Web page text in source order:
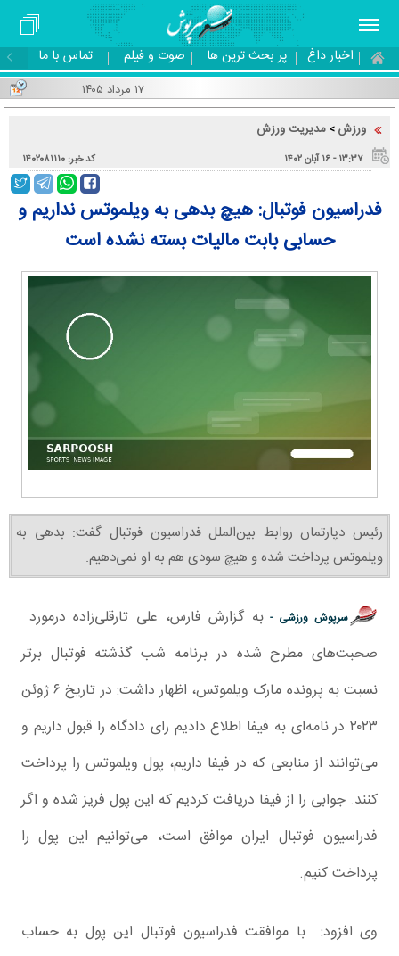
اخبار داغ پر بحث ترین ها صوت و فیلم تماس با ما
۱۷ مرداد ۱۴۰۵
ورزش > مدیریت ورزش
۱۳:۳۷ - ۱۶ آبان ۱۴۰۲ کد خبر: ۱۴۰۲۰۸۱۱۱۰
فدراسیون فوتبال: هیچ بدهی به ویلموتس نداریم و
حسابی بابت مالیات بسته نشده است
رئیس دپارتمان روابط بین‌الملل فدراسیون فوتبال گفت: بدهی به
ویلموتس پرداخت شده و هیچ سودی هم به او نمی‌دهیم.
سرپوش ورزشی - به گزارش فارس، علی تارقلی‌زاده درمورد
صحبت‌های مطرح شده در برنامه شب گذشته فوتبال برتر
نسبت به پرونده مارک ویلموتس، اظهار داشت: در تاریخ ۶ ژوئن
۲۰۲۳ در نامه‌ای به فیفا اطلاع دادیم رای دادگاه را قبول داریم و
می‌توانند از منابعی که در فیفا داریم، پول ویلموتس را پرداخت
کنند. جوابی را از فیفا دریافت کردیم که این پول فریز شده و اگر
فدراسیون فوتبال ایران موافق است، می‌توانیم این پول را
پرداخت کنیم.
وی افزود: با موافقت فدراسیون فوتبال این پول به حساب